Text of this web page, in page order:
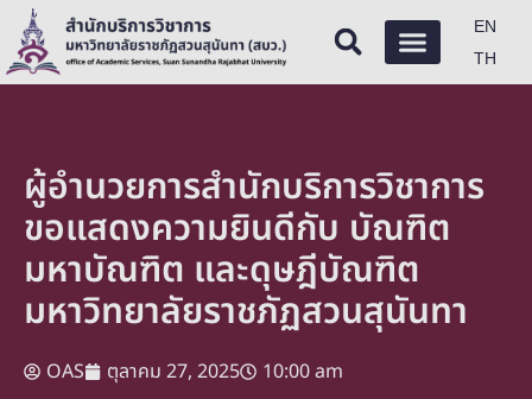
EN
TH
ผู้อำนวยการสำนักบริการวิชาการ
ขอแสดงความยินดีกับ บัณฑิต
มหาบัณฑิต และดุษฎีบัณฑิต
มหาวิทยาลัยราชภัฏสวนสุนันทา
OAS ตุลาคม 27, 2025
10:00 am